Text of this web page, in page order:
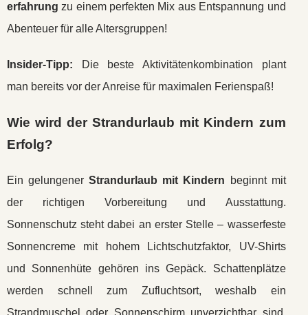
erfahrung zu einem perfekten Mix aus Entspannung und
Abenteuer für alle Altersgruppen!
Insider-Tipp: Die beste Aktivitätenkombination plant
man bereits vor der Anreise für maximalen Ferienspaß!
Wie wird der Strandurlaub mit Kindern zum
Erfolg?
Ein gelungenerStrandurlaub mit Kindern beginnt mit
der richtigen Vorbereitung und Ausstattung.
Sonnenschutz steht dabei an erster Stelle – wasserfeste
Sonnencreme mit hohem Lichtschutzfaktor, UV-Shirts
und Sonnenhüte gehören ins Gepäck. Schattenplätze
werden schnell zum Zufluchtsort, weshalb ein
Strandmuschel oder Sonnenschirm unverzichtbar sind.